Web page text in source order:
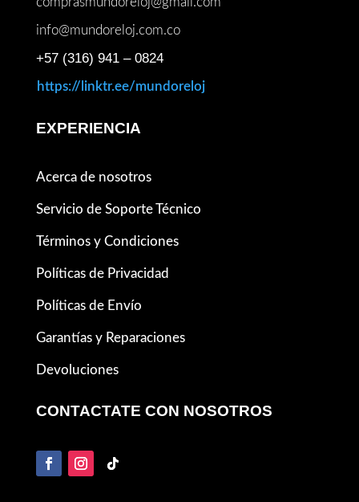
info@mundoreloj.com.co
+57 (316) 941 – 0824
https://linktr.ee/mundoreloj
EXPERIENCIA
Acerca de nosotros
Servicio de Soporte Técnico
Términos y Condiciones
Políticas de Privacidad
Políticas de Envío
Garantías y Reparaciones
Devoluciones
CONTACTATE CON NOSOTROS